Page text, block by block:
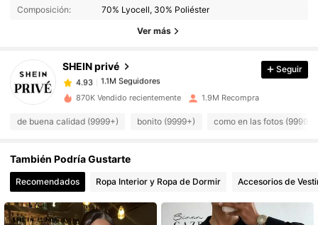
Composición: 70% Lyocell, 30% Poliéster
Ver más
SHEIN privé
1.1M Seguidores
1.1M Seguidores
4.93
1.1M Seguidores
d***e
seguidoHace 2 horas
4.93
1.1M Seguidores
4.93 1.1M Seguidores
4.93 1.1M Seguidores
4.93 1.1M Seguidores
4.93 1.1M Seguidores
Seguir
870K Vendido recientemente 1.9M Recompra
de buena calidad (9999+) bonito (9999+) como en las fotos (9999+)
También Podría Gustarte
Recomendados Ropa Interior y Ropa de Dormir Accesorios de